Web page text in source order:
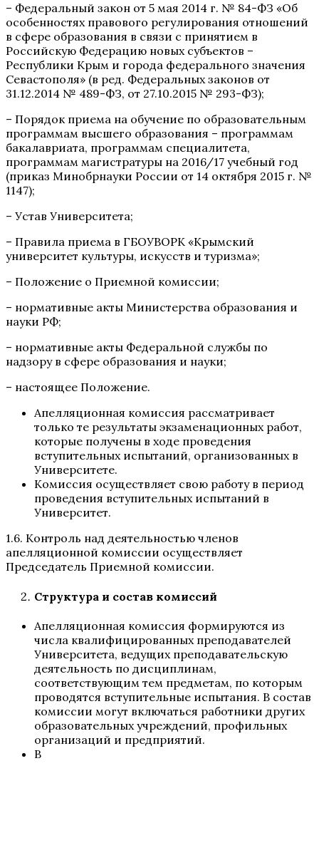
– Федеральный закон от 5 мая 2014 г. № 84-ФЗ «Об
особенностях правового регулирования отношений
в сфере образования в связи с принятием в
Российскую Федерацию новых субъектов –
Республики Крым и города федерального значения
Севастополя» (в ред. Федеральных законов от
31.12.2014 № 489-ФЗ, от 27.10.2015 № 293-ФЗ);
– Порядок приема на обучение по образовательным
программам высшего образования – программам
бакалавриата, программам специалитета,
программам магистратуры на 2016/17 учебный год
(приказ Минобрнауки России от 14 октября 2015 г. №
1147);
– Устав Университета;
– Правила приема в ГБОУВОРК «Крымский
университет культуры, искусств и туризма»;
– Положение о Приемной комиссии;
– нормативные акты Министерства образования и
науки РФ;
– нормативные акты Федеральной службы по
надзору в сфере образования и науки;
– настоящее Положение.
Апелляционная комиссия рассматривает
только те результаты экзаменационных работ,
которые получены в ходе проведения
вступительных испытаний, организованных в
Университете.
Комиссия осуществляет свою работу в период
проведения вступительных испытаний в
Университет.
1.6. Контроль над деятельностью членов
апелляционной комиссии осуществляет
Председатель Приемной комиссии.
Структура и состав комиссий
Апелляционная комиссия формируются из
числа квалифицированных преподавателей
Университета, ведущих преподавательскую
деятельность по дисциплинам,
соответствующим тем предметам, по которым
проводятся вступительные испытания. В состав
комиссии могут включаться работники других
образовательных учреждений, профильных
организаций и предприятий.
В